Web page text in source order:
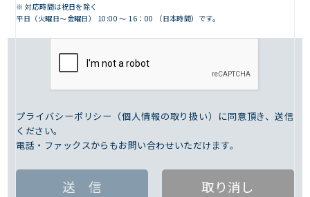
※ 対応時間は祝日を除く
平日（火曜日～金曜日） 10:00 ～ 16：00 （日本時間）です。
プライバシーポリシー（個人情報の取り扱い）に同意頂き、送信
ください。
電話・ファックスからもお問い合わせいただけます。